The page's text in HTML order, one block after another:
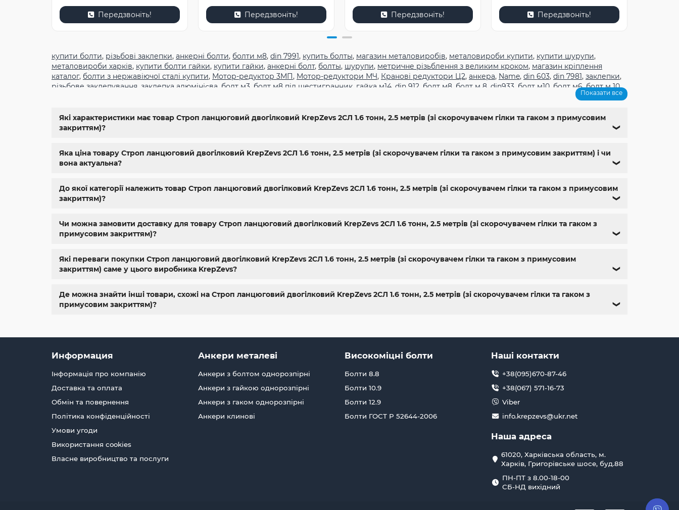
Передзвоніть! Передзвоніть! Передзвоніть! Передзвоніть!
купити болти, різьбові заклепки, анкерні болти, болти м8, din 7991, купить болты, магазин металовиробів, металовироби купити, купити шурупи,
металовироби харків, купити болти гайки, купити гайки, анкерні болт, болты, шурупи, метричне різьблення з великим кроком, магазин кріплення
каталог, болти з нержавіючої сталі купити, Мотор-редуктор 3МП, Мотор-редуктори МЧ, Кранові редуктори Ц2, анкера, Name, din 603, din 7981, заклепки,
різьбове заклепування заклепка алюмінієва болт м3 болт м8 під шестигранник гайка м14 din 912 болт м8 болт м 8 din933 болт м10 болт м6,болт м 10,
din 6799,din
болтов,гайки и болты ,болты харьков,болты гайки шайбы,болты 10.9,болты 8.8, винты м8,болт нержавеющий м8,болты госты,стопорные гайки,
магазин метизов киев
Показати все
Які характеристики має товар Строп ланцюговий двогілковий KrepZevs 2СЛ 1.6 тонн, 2.5 метрів (зі скорочувачем гілки та гаком з примусовим
закриттям)?
❯
Яка ціна товару Строп ланцюговий двогілковий KrepZevs 2СЛ 1.6 тонн, 2.5 метрів (зі скорочувачем гілки та гаком з примусовим закриттям) і чи
вона актуальна?
❯
До якої категорії належить товар Строп ланцюговий двогілковий KrepZevs 2СЛ 1.6 тонн, 2.5 метрів (зі скорочувачем гілки та гаком з примусовим
закриттям)?
❯
Чи можна замовити доставку для товару Строп ланцюговий двогілковий KrepZevs 2СЛ 1.6 тонн, 2.5 метрів (зі скорочувачем гілки та гаком з
примусовим закриттям)?
❯
Які переваги покупки Строп ланцюговий двогілковий KrepZevs 2СЛ 1.6 тонн, 2.5 метрів (зі скорочувачем гілки та гаком з примусовим
закриттям) саме у цього виробника KrepZevs?
❯
Де можна знайти інші товари, схожі на Строп ланцюговий двогілковий KrepZevs 2СЛ 1.6 тонн, 2.5 метрів (зі скорочувачем гілки та гаком з
примусовим закриттям)?
❯
Информация
Інформація про компанію
Доставка та оплата
Обмін та повернення
Політика конфіденційності
Умови угоди
Використання cookies
Власне виробництво та послуги
Анкери металеві
Анкери з болтом однорозпірні
Анкери з гайкою однорозпірні
Анкери з гаком однорозпірні
Анкери клинові
Високоміцні болти
Болти 8.8
Болти 10.9
Болти 12.9
Болти ГОСТ Р 52644-2006
Наші контакти
+38(095)670-87-46
+38(067) 571-16-73
Viber
info.krepzevs@ukr.net
Наша адреса
61020, Харківська область, м.
Харків, Григорівське шосе, буд.88
ПН-ПТ з 8.00-18-00
СБ-НД вихідний